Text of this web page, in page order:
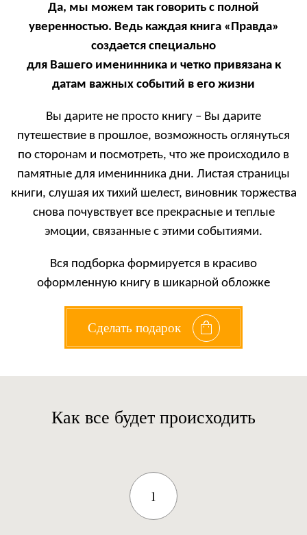
Да, мы можем так говорить с полной
уверенностью. Ведь каждая книга «Правда»
создается специально
для Вашего именинника и четко привязана к
датам важных событий в его жизни
Вы дарите не просто книгу – Вы дарите
путешествие в прошлое, возможность оглянуться
по сторонам и посмотреть, что же происходило в
памятные для именинника дни. Листая страницы
книги, слушая их тихий шелест, виновник торжества
снова почувствует все прекрасные и теплые
эмоции, связанные с этими событиями.
Вся подборка формируется в красиво
оформленную книгу в шикарной обложке
Сделать подарок
Как все будет происходить
1